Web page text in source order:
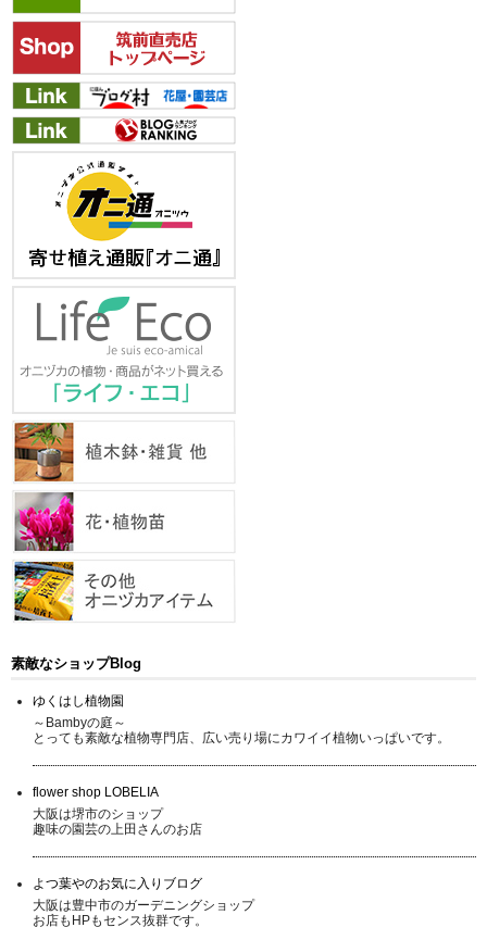
素敵なショップBlog
ゆくはし植物園
～Bambyの庭～
とっても素敵な植物専門店、広い売り場にカワイイ植物いっぱいです。
flower shop LOBELIA
大阪は堺市のショップ
趣味の園芸の上田さんのお店
よつ葉やのお気に入りブログ
大阪は豊中市のガーデニングショップ
お店もHPもセンス抜群です。